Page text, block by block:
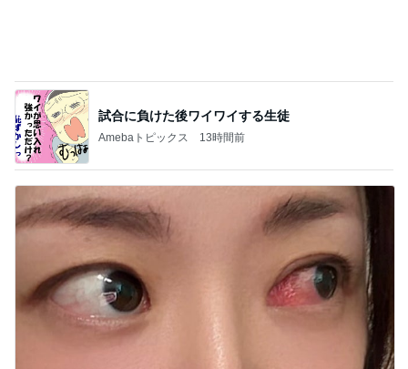
先生から教わった目やにの別の言葉
Amebaトピックス 14時間前
18歳息子の自炊に笑った切り方